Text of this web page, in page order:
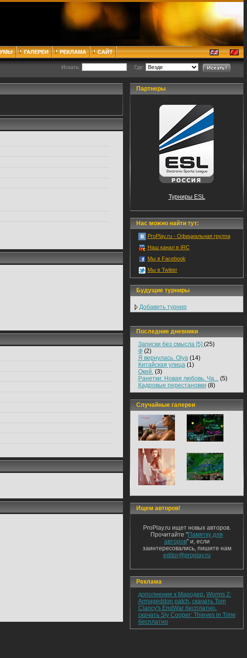
ГАЛЕРЕИ РЕКЛАМА САЙТ
Искать: Где:
Партнеры
Турниры ESL
Нас можно найти тут:
ProPlay.ru - Официальная группа
Наш канал в IRC
Мы в Facebook
Мы в Twitter
Будущие турниры
Добавить турнир
Последние дневники
Записки без смысла [5] (25)
Ф(2)
Я вернулась. Olya(14)
Китайская улица(1)
Окей.(3)
Ранетки: Новая любовь. Ча...(5)
Кадровые перестановки (8)
Случайные галереи
Ищем авторов!
ProPlay.ru ищет новых авторов.
Прочитайте "Памятку для
авторов" и, если
заинтересовались, пишите нам
editor@proplay.ru
Реклама
дополнение к Мародер, Worms 2:
Armageddon patch, скачать Tom
Clancy's EndWar бесплатно,
скачать Sly Cooper: Thieves in Time
бесплатно